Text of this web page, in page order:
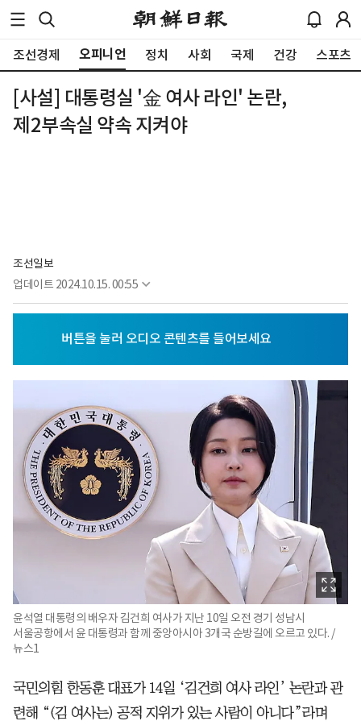
조선경제 오피니언 정치 사회 국제 건강 스포츠
[사설] 대통령실 '金 여사 라인' 논란,
제2부속실 약속 지켜야
조선일보
업데이트 2024.10.15. 00:55
윤석열 대통령의 배우자 김건희 여사가 지난 10일 오전 경기 성남시
서울공항에서 윤 대통령과 함께 중앙아시아 3개국 순방길에 오르고 있다. /
뉴스1
국민의힘 한동훈 대표가 14일 ‘김건희 여사 라인’ 논란과 관
련해 “(김 여사는) 공적 지위가 있는 사람이 아니다”라며